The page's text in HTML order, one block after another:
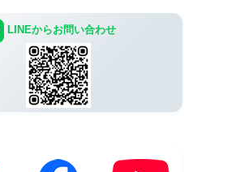
LINEからお問い合わせ